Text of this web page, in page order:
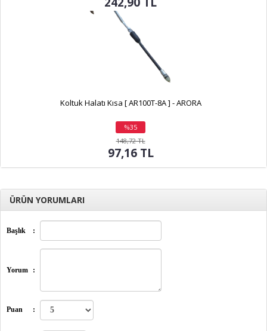
Koltuk Halatı Kısa [ AR100T-8A ] - ARORA
%35
indirim
148,72 TL
97,16 TL
ÜRÜN YORUMLARI
Başlık :
Yorum :
Puan :